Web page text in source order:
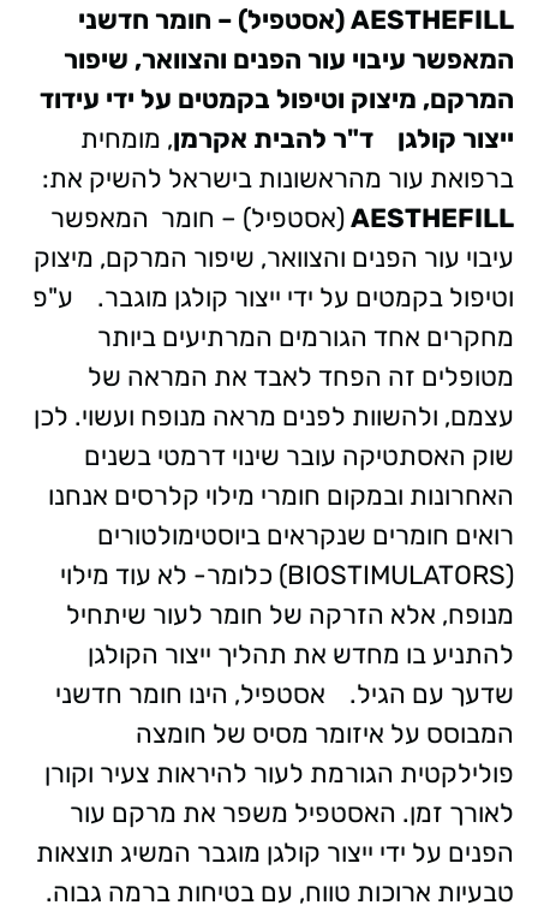
AESTHEFILL (אסטפיל) – חומר חדשני
המאפשר עיבוי עור הפנים והצוואר, שיפור
המרקם, מיצוק וטיפול בקמטים על ידי עידוד
ייצור קולגן
ד"ר להבית אקרמן, מומחית
ברפואת עור מהראשונות בישראל להשיק את:
AESTHEFILL(אסטפיל) – חומר המאפשר
עיבוי עור הפנים והצוואר, שיפור המרקם, מיצוק
וטיפול בקמטים על ידי ייצור קולגן מוגבר.
ע"פ
מחקרים אחד הגורמים המרתיעים ביותר
מטופלים זה הפחד לאבד את המראה של
עצמם, ולהשוות לפנים מראה מנופח ועשוי. לכן
שוק האסתטיקה עובר שינוי דרמטי בשנים
האחרונות ובמקום חומרי מילוי קלרסים אנחנו
רואים חומרים שנקראים ביוסטימולטורים
(BIOSTIMULATORS) כלומר- לא עוד מילוי
מנופח, אלא הזרקה של חומר לעור שיתחיל
להתניע בו מחדש את תהליך ייצור הקולגן
שדעך עם הגיל.
אסטפיל, הינו חומר חדשני
המבוסס על איזומר מסיס של חומצה
פולילקטית הגורמת לעור להיראות צעיר וקורן
לאורך זמן. האסטפיל משפר את מרקם עור
הפנים על ידי ייצור קולגן מוגבר המשיג תוצאות
טבעיות ארוכות טווח, עם בטיחות ברמה גבוה.